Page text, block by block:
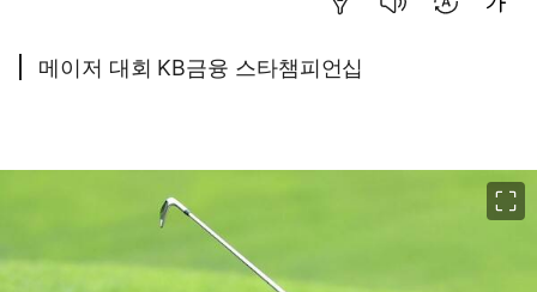
메이저 대회 KB금융 스타챔피언십